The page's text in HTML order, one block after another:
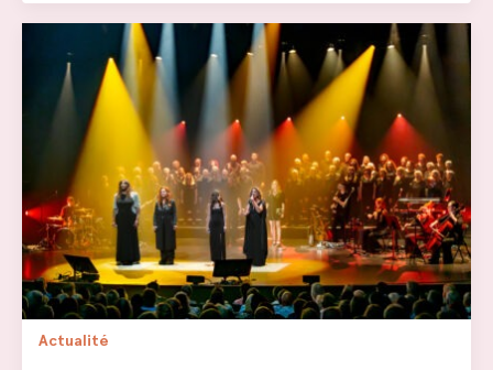
Actualité